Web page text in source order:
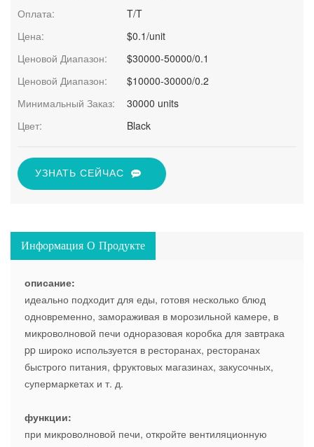
Оплата:
T/T
Цена:
$0.1/unit
Ценовой Диапазон:
$30000-50000/0.1
Ценовой Диапазон:
$10000-30000/0.2
Минимальный Заказ:
30000 units
Цвет:
Black
УЗНАТЬ СЕЙЧАС
Информация О Продукте
описание:
идеально подходит для еды, готовя несколько блюд
одновременно, замораживая в морозильной камере, в
микроволновой печи одноразовая коробка для завтрака
pp широко используется в ресторанах, ресторанах
быстрого питания, фруктовых магазинах, закусочных,
супермаркетах и ​​т. д.
функции:
при микроволновой печи, откройте вентиляционную